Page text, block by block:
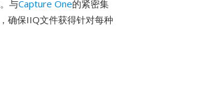
与Capture One的紧密集
确保IIQ文件获得针对每种